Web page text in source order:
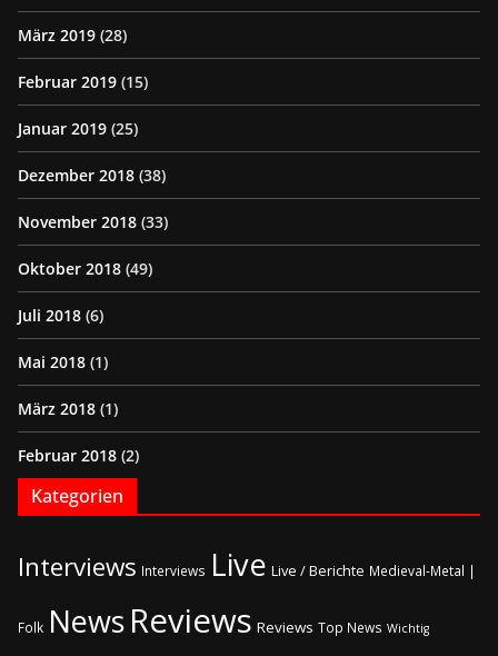
März 2019 (28)
Februar 2019 (15)
Januar 2019 (25)
Dezember 2018 (38)
November 2018 (33)
Oktober 2018 (49)
Juli 2018 (6)
Mai 2018 (1)
März 2018 (1)
Februar 2018 (2)
Kategorien
Interviews Interviews Live Live / Berichte Medieval-Metal |
Folk NewsReviews Reviews Top News Wichtig